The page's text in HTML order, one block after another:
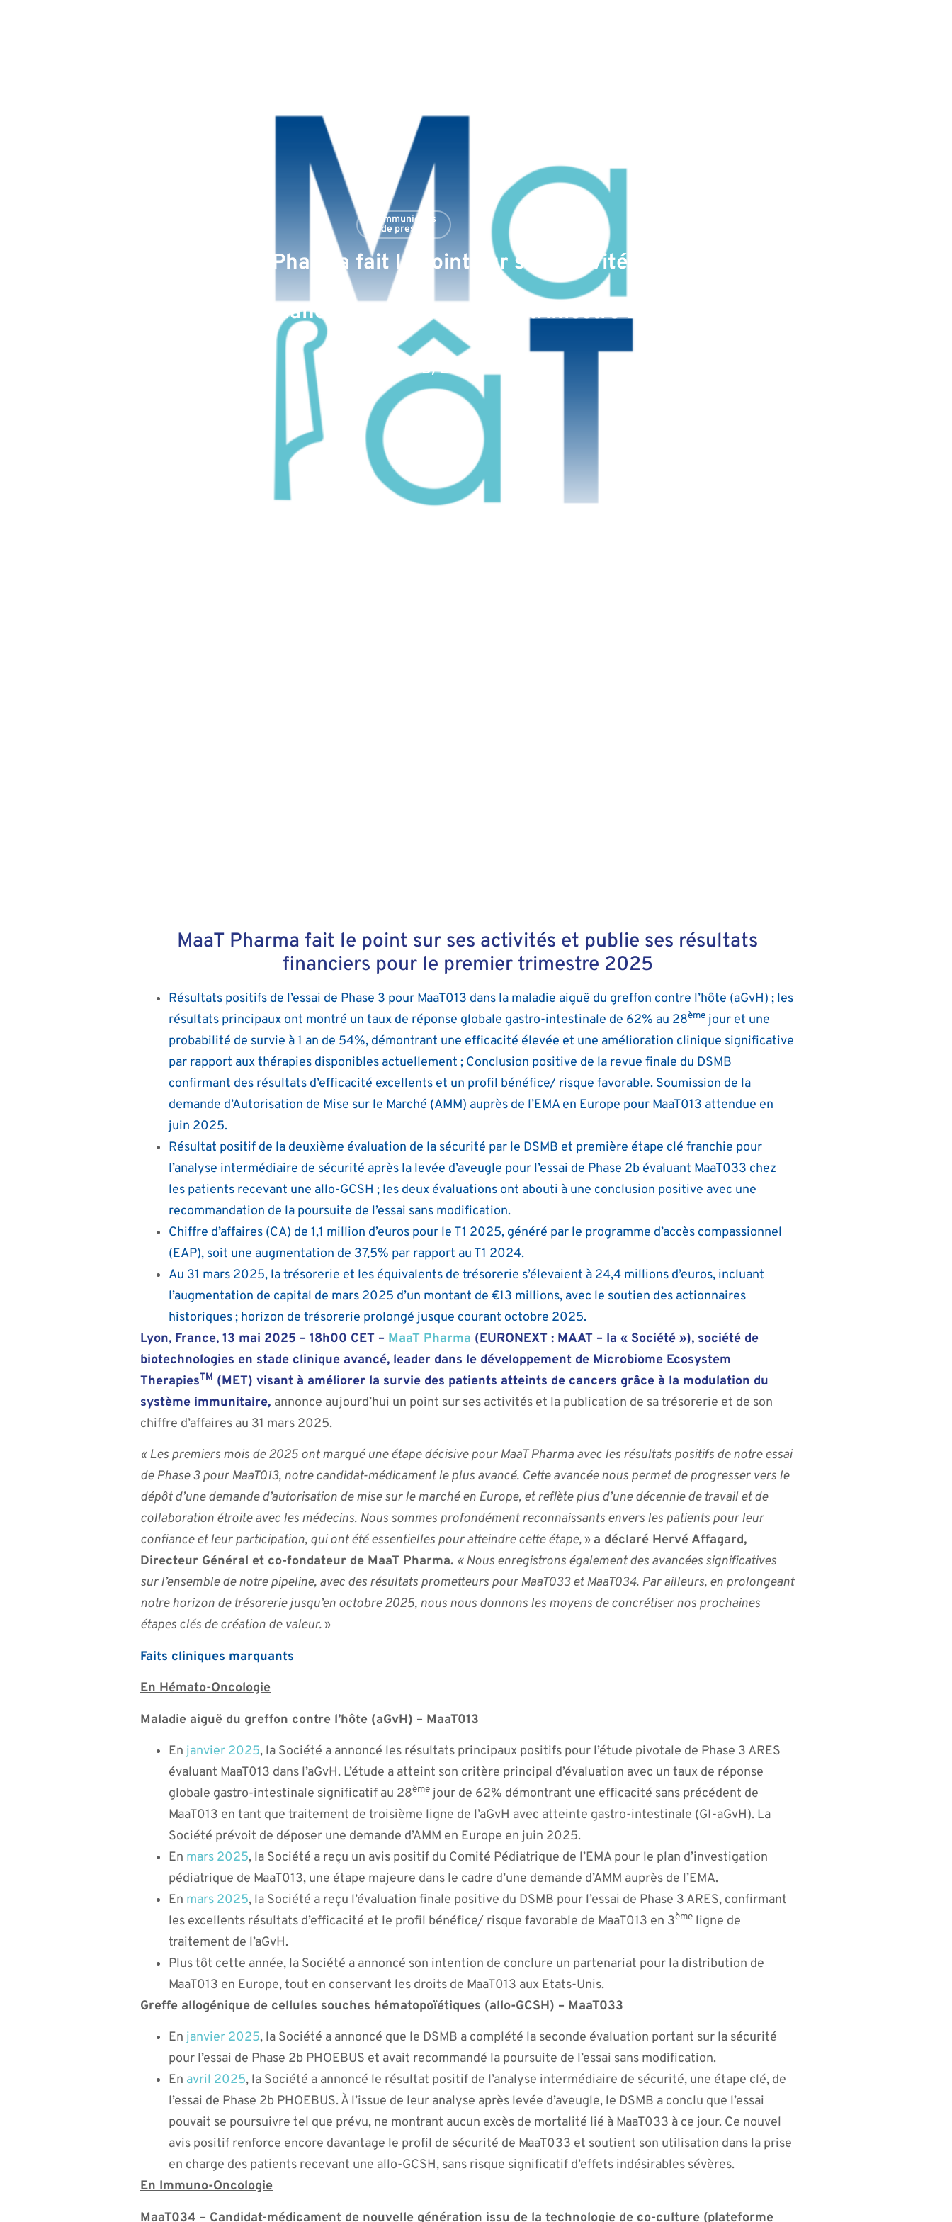
Communiqués
de presse
13 mai 2025 : MaaT Pharma fait le point sur ses activités et publie
ses résultats financiers pour le premier trimestre 2025
Date : mai 13, 2025
MaaT Pharma fait le point sur ses activités et publie ses résultats
financiers pour le premier trimestre 2025
Résultats positifs de l’essai de Phase 3 pour MaaT013 dans la maladie aiguë du greffon contre l’hôte (aGvH) ; les
résultats principaux ont montré un taux de réponse globale gastro-intestinale de 62% au 28ème jour et une
probabilité de survie à 1 an de 54%, démontrant une efficacité élevée et une amélioration clinique significative
par rapport aux thérapies disponibles actuellement ; Conclusion positive de la revue finale du DSMB
confirmant des résultats d’efficacité excellents et un profil bénéfice/ risque favorable. Soumission de la
demande d’Autorisation de Mise sur le Marché (AMM) auprès de l’EMA en Europe pour MaaT013 attendue en
juin 2025.
Résultat positif de la deuxième évaluation de la sécurité par le DSMB et première étape clé franchie pour
l’analyse intermédiaire de sécurité après la levée d’aveugle pour l’essai de Phase 2b évaluant MaaT033 chez
les patients recevant une allo-GCSH ; les deux évaluations ont abouti à une conclusion positive avec une
recommandation de la poursuite de l’essai sans modification.
Chiffre d’affaires (CA) de 1,1 million d’euros pour le T1 2025, généré par le programme d’accès compassionnel
(EAP), soit une augmentation de 37,5% par rapport au T1 2024.
Au 31 mars 2025, la trésorerie et les équivalents de trésorerie s’élevaient à 24,4 millions d’euros, incluant
l’augmentation de capital de mars 2025 d’un montant de €13 millions, avec le soutien des actionnaires
historiques ; horizon de trésorerie prolongé jusque courant octobre 2025.
Lyon, France, 13 mai 2025 – 18h00 CET – MaaT Pharma (EURONEXT : MAAT – la « Société »), société de
biotechnologies en stade clinique avancé, leader dans le développement de Microbiome Ecosystem
TherapiesTM (MET) visant à améliorer la survie des patients atteints de cancers grâce à la modulation du
système immunitaire, annonce aujourd’hui un point sur ses activités et la publication de sa trésorerie et de son
chiffre d’affaires au 31 mars 2025.
« Les premiers mois de 2025 ont marqué une étape décisive pour MaaT Pharma avec les résultats positifs de notre essai
de Phase 3 pour MaaT013, notre candidat-médicament le plus avancé. Cette avancée nous permet de progresser vers le
dépôt d’une demande d’autorisation de mise sur le marché en Europe, et reflète plus d’une décennie de travail et de
collaboration étroite avec les médecins. Nous sommes profondément reconnaissants envers les patients pour leur
confiance et leur participation, qui ont été essentielles pour atteindre cette étape, » a déclaré Hervé Affagard,
Directeur Général et co-fondateur de MaaT Pharma. « Nous enregistrons également des avancées significatives
sur l’ensemble de notre pipeline, avec des résultats prometteurs pour MaaT033 et MaaT034. Par ailleurs, en prolongeant
notre horizon de trésorerie jusqu’en octobre 2025, nous nous donnons les moyens de concrétiser nos prochaines
étapes clés de création de valeur. »
Faits cliniques marquants
En Hémato-Oncologie
Maladie aiguë du greffon contre l’hôte (aGvH) – MaaT013
En janvier 2025 , la Société a annoncé les résultats principaux positifs pour l’étude pivotale de Phase 3 ARES
évaluant MaaT013 dans l’aGvH. L’étude a atteint son critère principal d’évaluation avec un taux de réponse
globale gastro-intestinale significatif au 28ème jour de 62% démontrant une efficacité sans précédent de
MaaT013 en tant que traitement de troisième ligne de l’aGvH avec atteinte gastro-intestinale (GI-aGvH). La
Société prévoit de déposer une demande d’AMM en Europe en juin 2025.
En mars 2025 , la Société a reçu un avis positif du Comité Pédiatrique de l’EMA pour le plan d’investigation
pédiatrique de MaaT013, une étape majeure dans le cadre d’une demande d’AMM auprès de l’EMA.
En mars 2025 , la Société a reçu l’évaluation finale positive du DSMB pour l’essai de Phase 3 ARES, confirmant
les excellents résultats d’efficacité et le profil bénéfice/ risque favorable de MaaT013 en 3ème ligne de
traitement de l’aGvH.
Plus tôt cette année, la Société a annoncé son intention de conclure un partenariat pour la distribution de
MaaT013 en Europe, tout en conservant les droits de MaaT013 aux Etats-Unis.
Greffe allogénique de cellules souches hématopoïétiques (allo-GCSH) – MaaT033
En janvier 2025 , la Société a annoncé que le DSMB a complété la seconde évaluation portant sur la sécurité
pour l’essai de Phase 2b PHOEBUS et avait recommandé la poursuite de l’essai sans modification.
En avril 2025 , la Société a annoncé le résultat positif de l’analyse intermédiaire de sécurité, une étape clé, de
l’essai de Phase 2b PHOEBUS. À l’issue de leur analyse après levée d’aveugle, le DSMB a conclu que l’essai
pouvait se poursuivre tel que prévu, ne montrant aucun excès de mortalité lié à MaaT033 à ce jour. Ce nouvel
avis positif renforce encore davantage le profil de sécurité de MaaT033 et soutient son utilisation dans la prise
en charge des patients recevant une allo-GCSH, sans risque significatif d’effets indésirables sévères.
En Immuno-Oncologie
MaaT034 – Candidat-médicament de nouvelle génération issu de la technologie de co-culture (plateforme